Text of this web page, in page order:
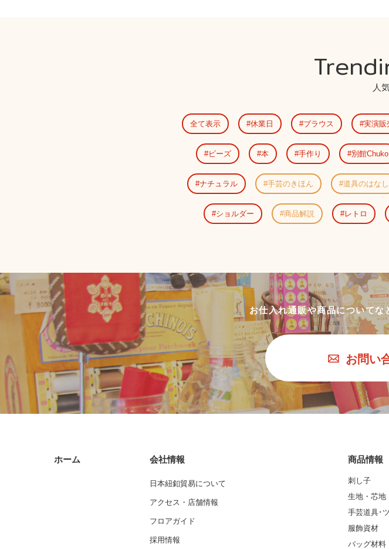
人
全て表示 休業日 ブラウス 実演販
ビーズ 本 手作り 別館Chuko
ナチュラル 手芸のきほん 道具のはなし
ショルダー 商品解説 レトロ
お仕入れ通販や商品についてな
お問い
ホーム 会社情報
日本紐釦貿易について
アクセス・店舗情報
フロアガイド
採用情報
商品情報
刺し子
生地・芯地
手芸道具･
服飾資材
バッグ材料